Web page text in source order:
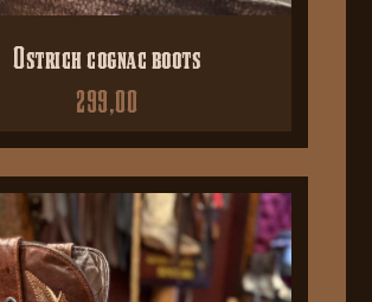
Ostrich cognac boots
299,00